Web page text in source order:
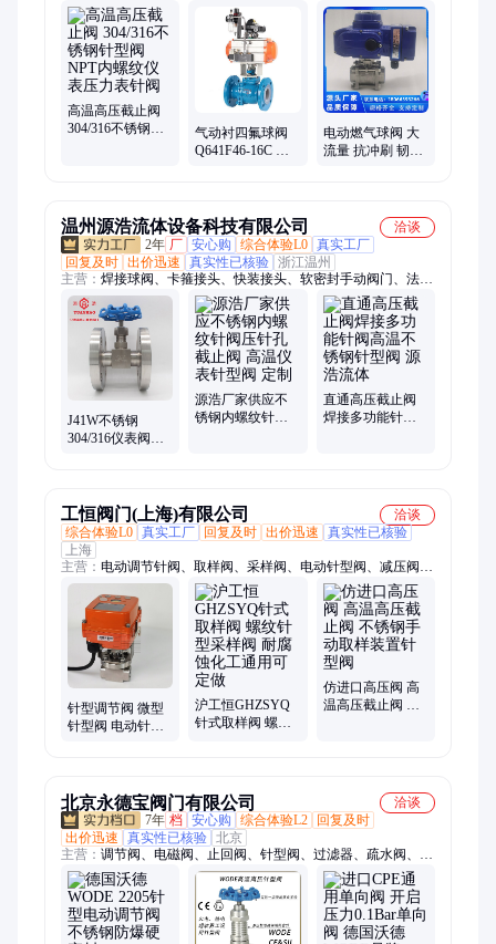
高温高压截止阀
304/316不锈钢针
气动衬四氟球阀
Q641F46-16C 铸
电动燃气球阀 大
流量 抗冲刷 韧性
温州源浩流体设备科技有限公司
洽谈
2年 厂 安心购 综合体验L0 真实工厂
回复及时 出价迅速 真实性已核验 浙江温州
主营： 焊接球阀、卡箍接头、快装接头、软密封手动阀门、法兰
四通、蒸汽阀门、冲压管件、液体减压阀、快装减压阀、快装隔
膜阀、快卡连接件、三通换向阀、卫生级异径管、真空管道配
件、快装保温弯头、水管水泵阀门、快装卡箍盲板、法兰连接管
件、带刻度安全阀、抛光管件定制、不锈钢对夹蝶阀、快装卡盘
安全阀、蒸汽疏水阀、卫生级气动截止阀、快装Y型过滤器
J41W不锈钢
304/316仪表阀针
源浩厂家供应不
锈钢内螺纹针阀
直通高压截止阀
焊接多功能针阀
工恒阀门(上海)有限公司
洽谈
综合体验L0 真实工厂 回复及时 出价迅速
真实性已核验
上海
主营： 电动调节针阀、取样阀、采样阀、电动针型阀、减压阀、
调压阀、气体减压阀、气动减压阀、电动减压阀、气动背压阀、
电动背压阀、电动球阀、气动球阀、在线取样阀、管线取样阀、
管道取样阀、密闭取样阀、柱塞取样阀、气动柱塞取样阀、气动
粉体取样阀、粉体采样阀、阻尼器、标定柱、背压阀
针型调节阀 微型
针型阀 电动针阀
沪工恒GHZSYQ
针式取样阀 螺纹
仿进口高压阀 高
温高压截止阀 不
北京永德宝阀门有限公司
洽谈
7年 档 安心购 综合体验L2
回复及时
出价迅速
真实性已核验 北京
主营： 调节阀、电磁阀、止回阀、针型阀、过滤器、疏水阀、旋
塞阀、放料阀、排气阀、气动氨、vton阀门、法兰闸阀、蒸汽球
阀、调节球阀、对夹蝶阀、塑料阀门、三通保温、蒸汽油水、真
空阀门、德国沃德、自由浮球、锻钢闸阀、法兰蝶阀、快装球
阀、高温蝶阀、电动法兰